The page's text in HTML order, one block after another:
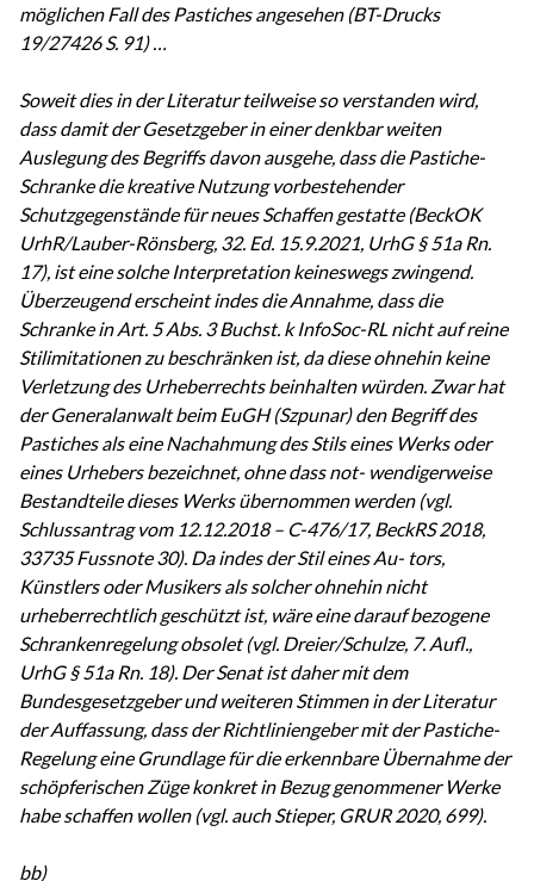
möglichen Fall des Pastiches angesehen (BT-Drucks
19/27426 S. 91) …
Soweit dies in der Literatur teilweise so verstanden wird,
dass damit der Gesetzgeber in einer denkbar weiten
Auslegung des Begriffs davon ausgehe, dass die Pastiche-
Schranke die kreative Nutzung vorbestehender
Schutzgegenstände für neues Schaffen gestatte (BeckOK
UrhR/Lauber-Rönsberg, 32. Ed. 15.9.2021, UrhG § 51a Rn.
17), ist eine solche Interpretation keineswegs zwingend.
Überzeugend erscheint indes die Annahme, dass die
Schranke in Art. 5 Abs. 3 Buchst. k InfoSoc-RL nicht auf reine
Stilimitationen zu beschränken ist, da diese ohnehin keine
Verletzung des Urheberrechts beinhalten würden. Zwar hat
der Generalanwalt beim EuGH (Szpunar) den Begriff des
Pastiches als eine Nachahmung des Stils eines Werks oder
eines Urhebers bezeichnet, ohne dass not- wendigerweise
Bestandteile dieses Werks übernommen werden (vgl.
Schlussantrag vom 12.12.2018 – C-476/17, BeckRS 2018,
33735 Fussnote 30). Da indes der Stil eines Au- tors,
Künstlers oder Musikers als solcher ohnehin nicht
urheberrechtlich geschützt ist, wäre eine darauf bezogene
Schrankenregelung obsolet (vgl. Dreier/Schulze, 7. Aufl.,
UrhG § 51a Rn. 18). Der Senat ist daher mit dem
Bundesgesetzgeber und weiteren Stimmen in der Literatur
der Auffassung, dass der Richtliniengeber mit der Pastiche-
Regelung eine Grundlage für die erkennbare Übernahme der
schöpferischen Züge konkret in Bezug genommener Werke
habe schaffen wollen (vgl. auch Stieper, GRUR 2020, 699).
bb)